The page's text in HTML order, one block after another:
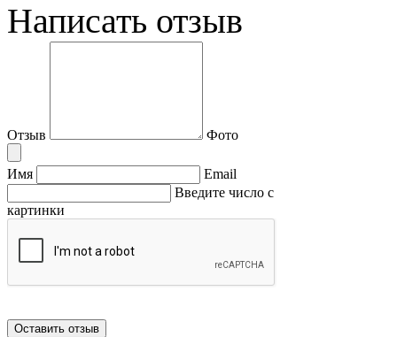
Написать отзыв
Отзыв Фото
Имя
Email
Введите число с
картинки